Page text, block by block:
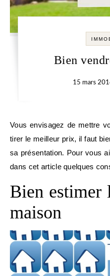
Bien
15 mars
Vous envisagez de mettre votre maison en vente. Pour en
tirer le meilleur prix, il faut
sa présentation. Pour vous
dans cet article quelques
Bien estimer
maison